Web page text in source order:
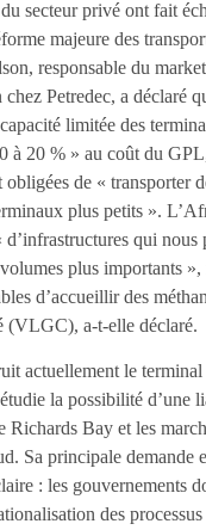
secteur privé ont fait
majeure des
responsable du
Petredec, a déclaré
limitée des
à 20 % » au coût du
obligées de « transporter
plus petits ».
d’infrastructures qui nous
plus importants »,
d’accueillir des
(VLGC), a-t-elle déclaré.
actuellement le
la possibilité d’une
Richards Bay et les
Sa principale demande
: les gouvernements
des